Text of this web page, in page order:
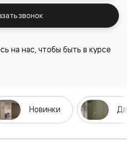
звонок
на нас, чтобы быть в курсе
Новинки